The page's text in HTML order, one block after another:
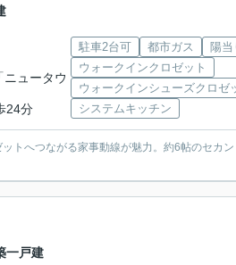
ニュータウ
24分
駐車2台可 都市ガス
陽
ウォークインクロゼット
ウォークインシューズクロゼ
システムキッチン
トへつながる家事動線が魅力。約6帖のセカ
一戸建